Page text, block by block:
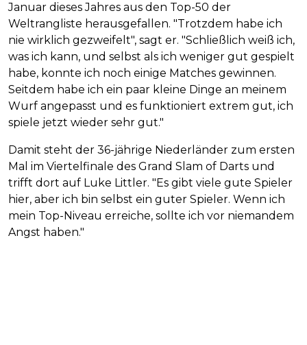
Januar dieses Jahres aus den Top-50 der
Weltrangliste herausgefallen. "Trotzdem habe ich
nie wirklich gezweifelt", sagt er. "Schließlich weiß ich,
was ich kann, und selbst als ich weniger gut gespielt
habe, konnte ich noch einige Matches gewinnen.
Seitdem habe ich ein paar kleine Dinge an meinem
Wurf angepasst und es funktioniert extrem gut, ich
spiele jetzt wieder sehr gut."
Damit steht der 36-jährige Niederländer zum ersten
Mal im Viertelfinale des Grand Slam of Darts und
trifft dort auf Luke Littler. "Es gibt viele gute Spieler
hier, aber ich bin selbst ein guter Spieler. Wenn ich
mein Top-Niveau erreiche, sollte ich vor niemandem
Angst haben."